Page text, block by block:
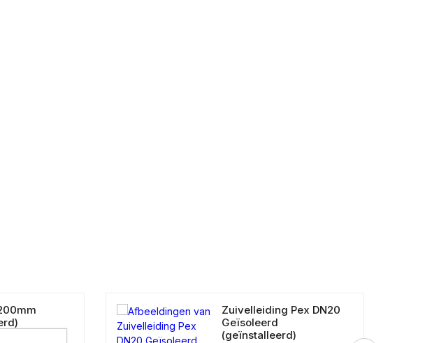
Zuivelleiding Pex DN20
Geïsoleerd
(geïnstalleerd)